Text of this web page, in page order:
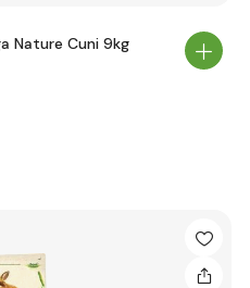
Nature Cuni 9kg